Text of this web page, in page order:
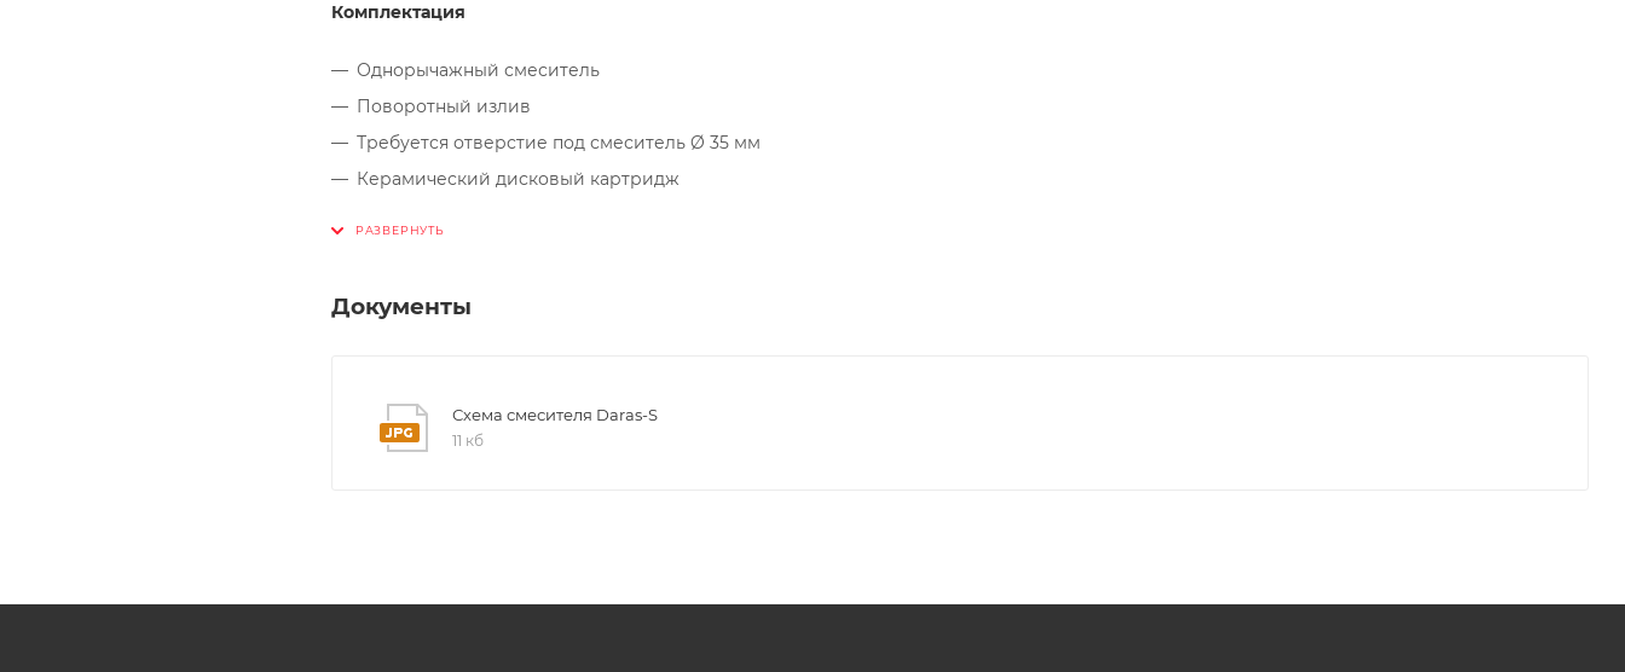
Комплектация
Однорычажный смеситель
Поворотный излив
Требуется отверстие под смеситель Ø 35 мм
Керамический дисковый картридж
Документы
Схема смесителя Daras-S
11 кб